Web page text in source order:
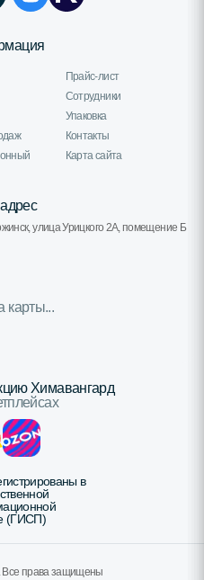
Прайс-лист
Сотрудники
Упаковка
Контакты
Карта сайта
улица Урицкого 2А, помещение Б
карты...
Химавангард
в
(ГИСП)
. Все права защищены